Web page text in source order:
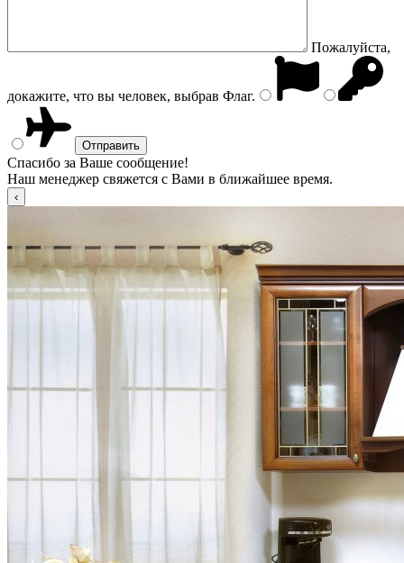
Пожалуйста,
докажите, что вы человек, выбрав Флаг.
Спасибо за Ваше сообщение!
Наш менеджер свяжется с Вами в ближайшее время.